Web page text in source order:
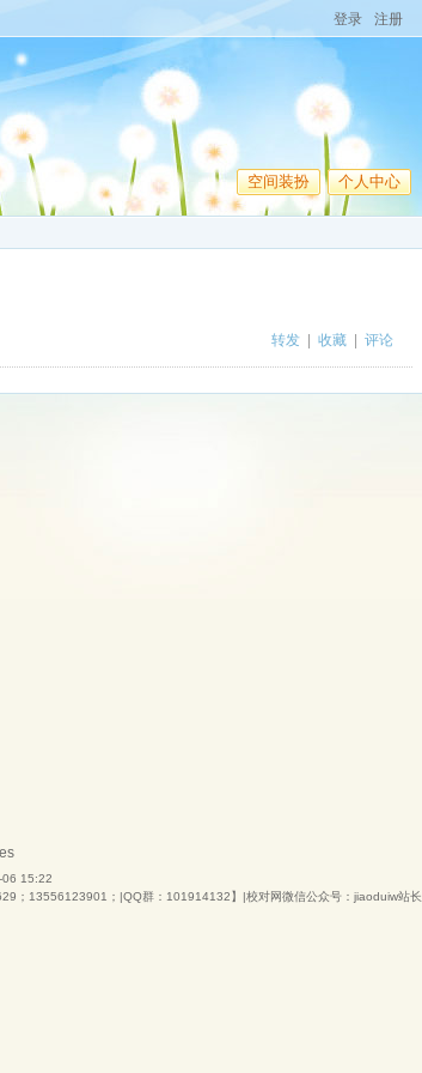
登录 注册
空间装扮 个人中心
转发
收藏 评论
06 15:22
；13556123901；|QQ群：101914132】|校对网微信公众号：jiaoduiw站长